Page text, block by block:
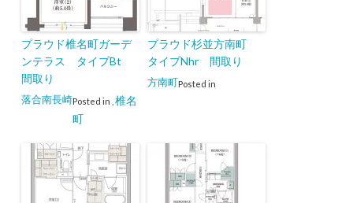
プラウド椎名町ガーデ
ンテラス タイプBt
間取り
Posted in
落合南長崎
椎名
町
プラウド杉並方南町
タイプNhr 間取り
Posted in
方南町